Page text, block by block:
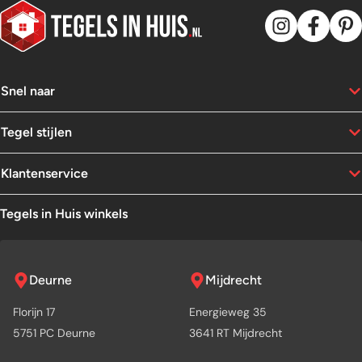
Snel naar
Tegel stijlen
Klantenservice
Tegels in Huis winkels
Deurne
Florijn 17
5751 PC Deurne
Mijdrecht
Energieweg 35
3641 RT Mijdrecht